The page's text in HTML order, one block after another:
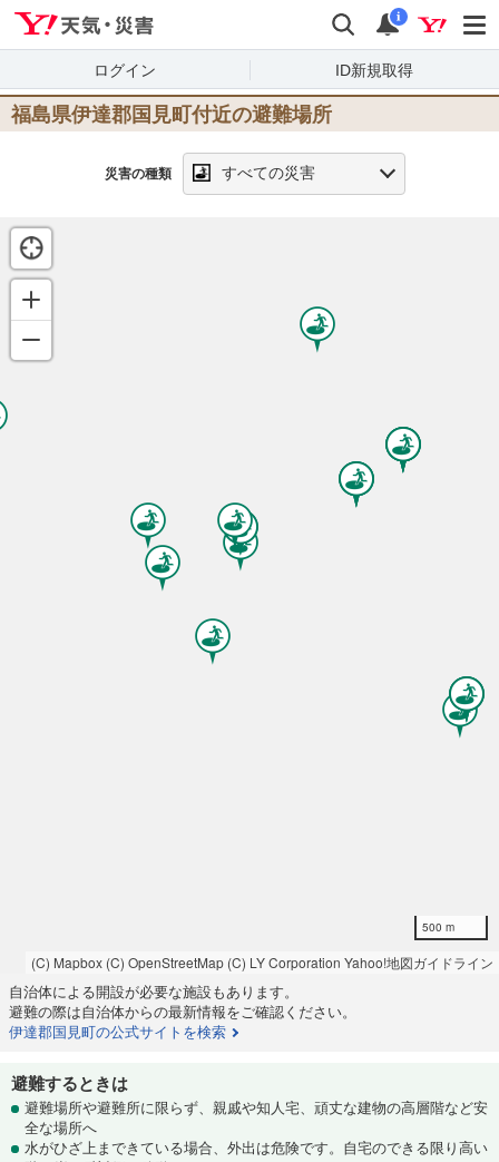
検索 通知
i
ログイン ID新規取得
福島県伊達郡国見町 付近の避難場所
災害の種類 すべての災害
500 m
(C) Mapbox (C) OpenStreetMap (C) LY Corporation Yahoo!地図ガイドライン
自治体による開設が必要な施設もあります。
避難の際は自治体からの最新情報をご確認ください。
伊達郡国見町の公式サイトを検索
避難するときは
避難場所や避難所に限らず、親戚や知人宅、頑丈な建物の高層階など安
全な場所へ
水がひざ上まできている場合、外出は危険です。自宅のできる限り高い